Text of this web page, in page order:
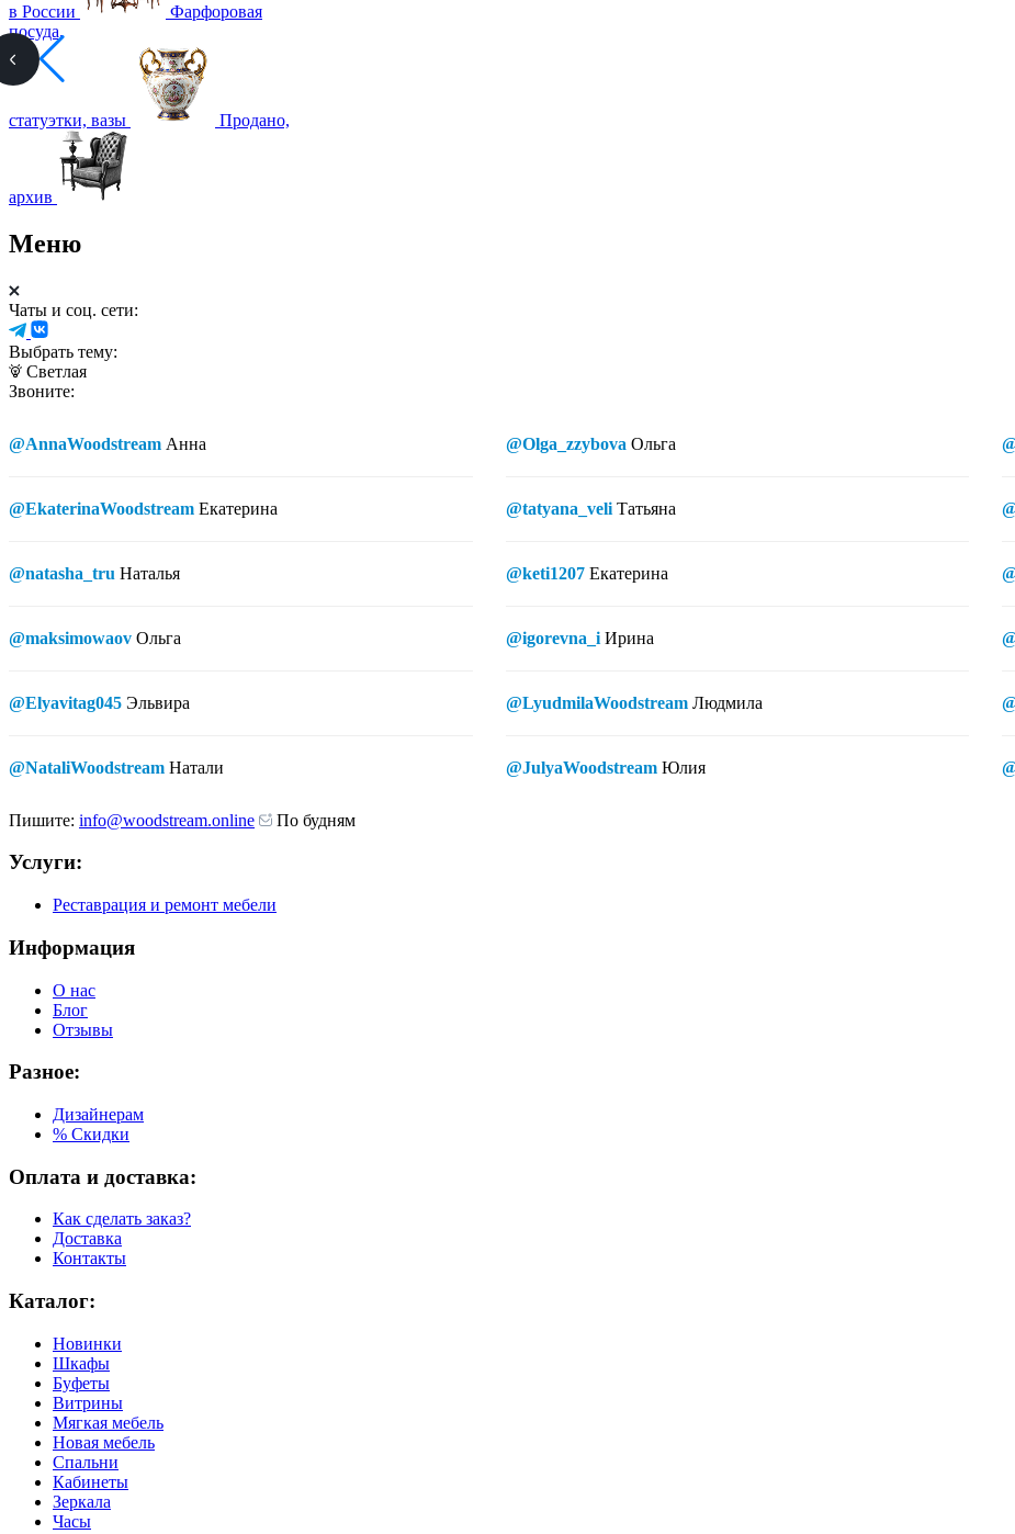
в России
Фарфоровая
посуда,
статуэтки, вазы Продано,
архив
Меню
Чаты и соц. сети:
Выбрать тему:
Светлая
Звоните:
@AnnaWoodstream Анна
@EkaterinaWoodstream Екатерина
@natasha_tru Наталья
@maksimowaov Ольга
@Elyavitag045 Эльвира
@NataliWoodstream Натали
@Olga_zzybova Ольга
@tatyana_veli Татьяна
@keti1207 Екатерина
@igorevna_i Ирина
@LyudmilaWoodstream Людмила
@JulyaWoodstream Юлия
Пишите: info@woodstream.online По будням
Услуги:
Реставрация и ремонт мебели
Информация
О нас
Блог
Отзывы
Разное:
Дизайнерам
% Скидки
Оплата и доставка:
Как сделать заказ?
Доставка
Контакты
Каталог:
Новинки
Шкафы
Буфеты
Витрины
Мягкая мебель
Новая мебель
Спальни
Кабинеты
Зеркала
Часы